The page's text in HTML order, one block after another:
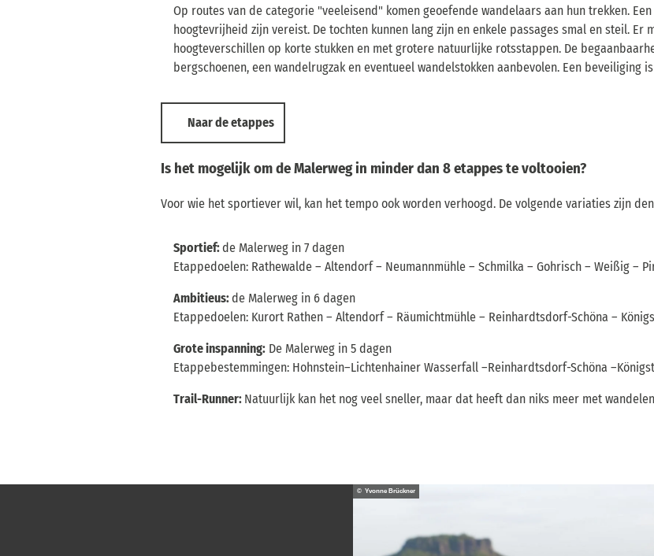
Op routes van de categorie "veeleisend" komen geoefende wandelaars aan hun trekken.
hoogtevrijheid zijn vereist. De tochten kunnen lang zijn en enkele passages smal en steil. Er
hoogteverschillen op korte stukken en met grotere natuurlijke rotsstappen. De
bergschoenen, een wandelrugzak en eventueel wandelstokken aanbevolen. Een beveiliging
Naar de etappes
Is het mogelijk om de Malerweg in minder dan 8 etappes te voltooien?
Voor wie het sportiever wil, kan het tempo ook worden verhoogd. De volgende variaties zijn
Sportief:de Malerweg in 7 dagen
Etappedoelen: Rathewalde – Altendorf – Neumannmühle – Schmilka – Gohrisch – Weißig –
Ambitieus:de Malerweg in 6 dagen
Etappedoelen: Kurort Rathen – Altendorf – Räumichtmühle – Reinhardtsdorf-Schöna –
Grote inspanning: De Malerweg in 5 dagen
Etappebestemmingen: Hohnstein–Lichtenhainer Wasserfall –Reinhardtsdorf-Schöna
Trail-Runner: Natuurlijk kan het nog veel sneller, maar dat heeft dan niks meer met
© Yvonne Brückner